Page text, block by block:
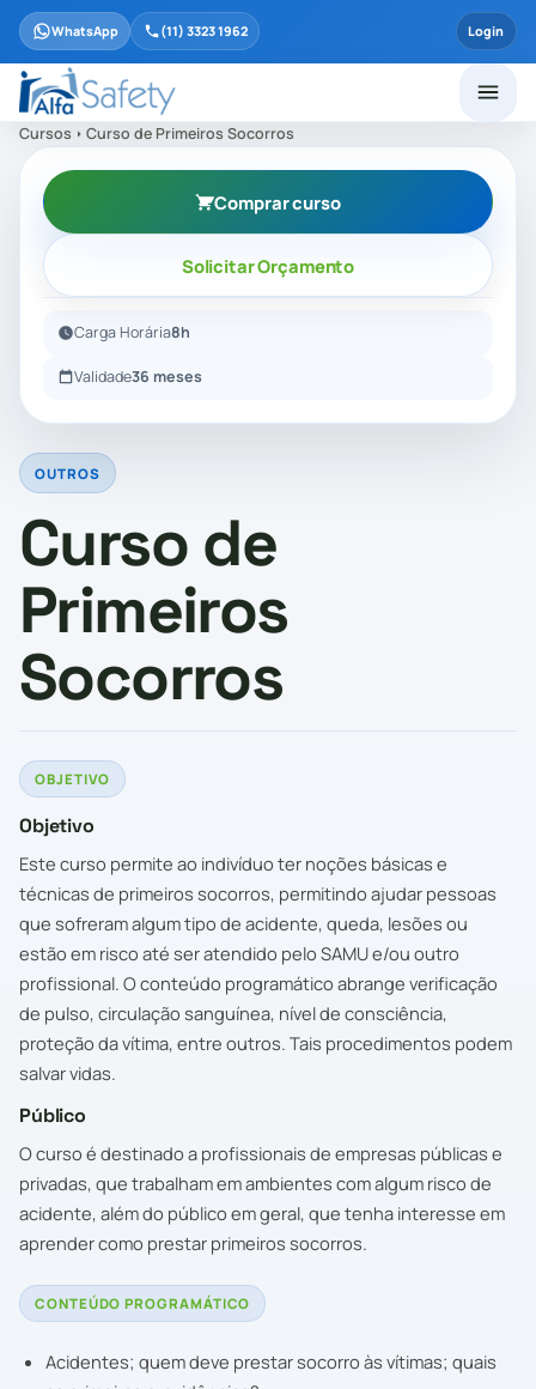
WhatsApp (11) 3323 1962 Login
Cursos Curso de Primeiros Socorros
OUTROS
Curso de
Primeiros
Socorros
OBJETIVO
Objetivo
Este curso permite ao indivíduo ter noções básicas e
técnicas de primeiros socorros, permitindo ajudar pessoas
que sofreram algum tipo de acidente, queda, lesões ou
estão em risco até ser atendido pelo SAMU e/ou outro
profissional. O conteúdo programático abrange verificação
de pulso, circulação sanguínea, nível de consciência,
proteção da vítima, entre outros. Tais procedimentos podem
salvar vidas.
Público
O curso é destinado a profissionais de empresas públicas e
privadas, que trabalham em ambientes com algum risco de
acidente, além do público em geral, que tenha interesse em
aprender como prestar primeiros socorros.
CONTEÚDO PROGRAMÁTICO
Acidentes; quem deve prestar socorro às vítimas; quais
Comprar curso
Solicitar Orçamento
Carga Horária8h
Validade36 meses